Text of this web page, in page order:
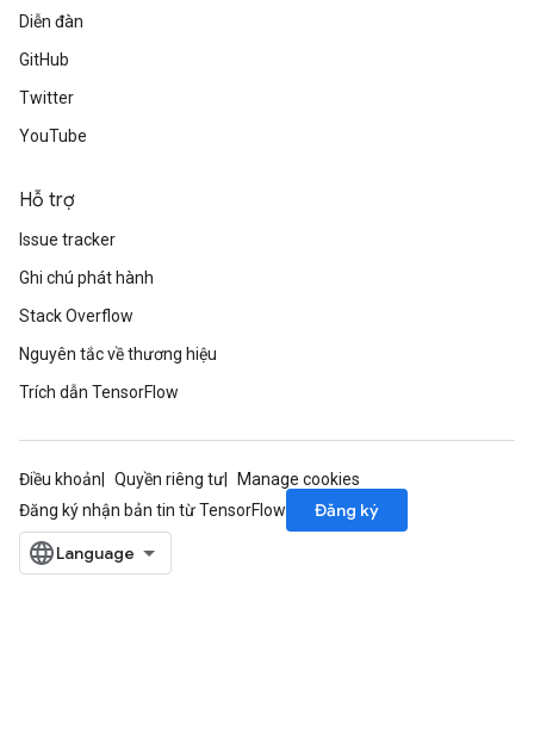
Diễn đàn
GitHub
Twitter
YouTube
Hỗ trợ
Issue tracker
Ghi chú phát hành
Stack Overflow
Nguyên tắc về thương hiệu
Trích dẫn TensorFlow
Điều khoản Quyền riêng tư
Manage cookies
Đăng ký nhận bản tin từ TensorFlow
Đăng ký